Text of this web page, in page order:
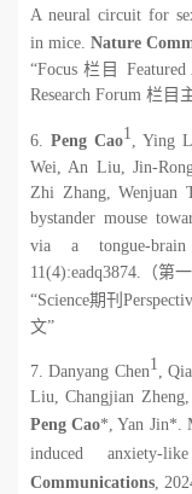
A neural circuit for
in mice. Nature
“Focus栏目
Research Forum 栏目
6.Peng Cao1 , Ying
Wei, An Liu, Jin-
Zhi Zhang, Wenjuan
bystander mouse
via a tongue-
11(4):eadq3874.
（第
“Science期刊
文”
7. Danyang Chen1 ,
Liu, Changjian
Peng Cao*, Yan Jin*.
induced
Communications ,